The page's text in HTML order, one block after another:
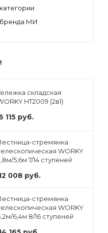
МИ
складская
HT2009 (2в1)
115 руб.
стремянка
WORKY
5,6м 7/14 ступеней
008 руб.
стремянка
WORKY
6,4м 8/16 ступеней